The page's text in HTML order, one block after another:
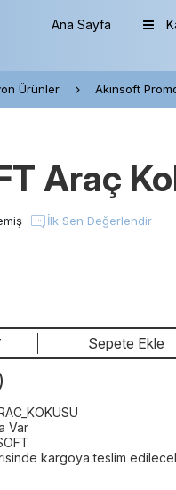
Ana Sayfa
Ürünler Akınsoft
Araç
İlk Sen Değerlendir
Sepete Ekle
Var
kargoya teslim